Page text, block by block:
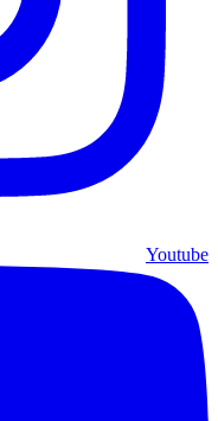
Youtube